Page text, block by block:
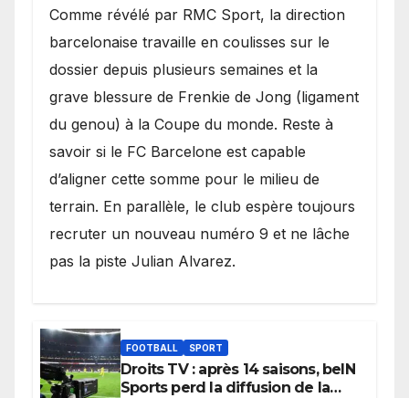
​Comme révélé par RMC Sport, la direction
barcelonaise travaille en coulisses sur le
dossier depuis plusieurs semaines et la
grave blessure de Frenkie de Jong (ligament
du genou) à la Coupe du monde. Reste à
savoir si le FC Barcelone est capable
d’aligner cette somme pour le milieu de
terrain. En parallèle, le club espère toujours
recruter un nouveau numéro 9 et ne lâche
pas la piste Julian Alvarez.
FOOTBALL SPORT
Droits TV : après 14 saisons, beIN
Sports perd la diffusion de la